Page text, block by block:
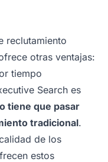
reclutamiento
otras ventajas:
tiempo
Search es
tiene que pasar
tradicional.
de los
estos